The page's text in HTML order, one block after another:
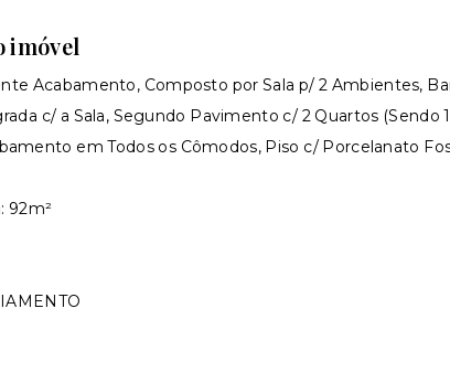
imóvel
Acabamento, Composto por Sala p/ 2 Ambientes,
c/ a Sala, Segundo Pavimento c/ 2 Quartos (Sendo
em Todos os Cômodos, Piso c/ Porcelanato
92m²